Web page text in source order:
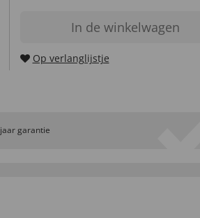
In de winkelwagen
Op verlanglijstje
garantie